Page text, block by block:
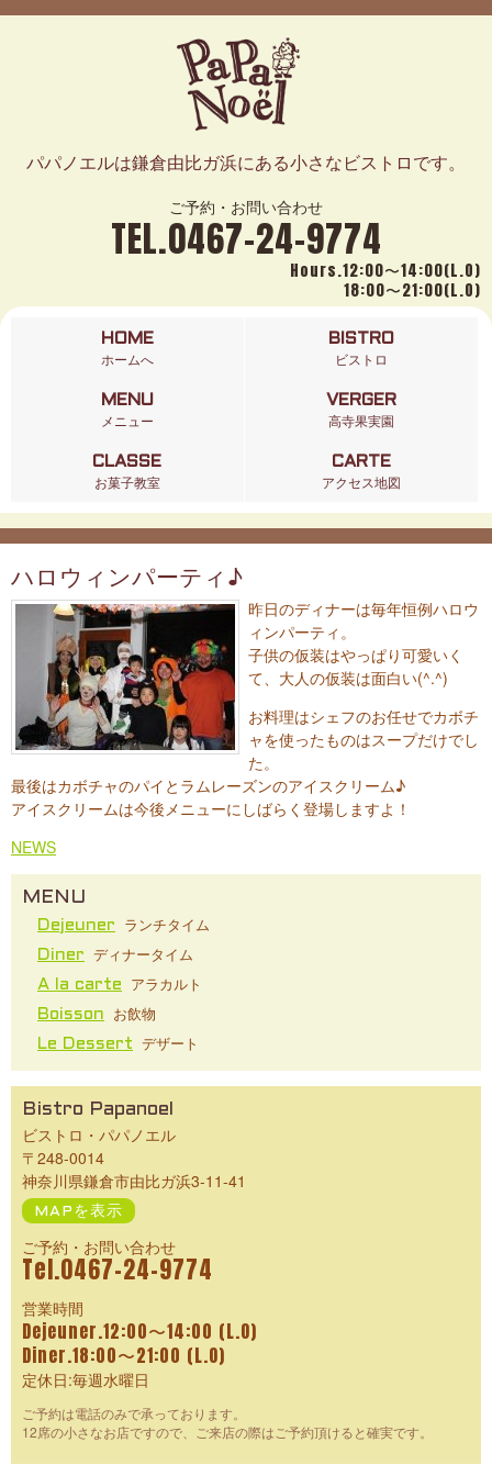
パパノエルは鎌倉由比ガ浜にある小さなビストロです。
ご予約・お問い合わせ
TEL.0467-24-9774
Hours.12:00〜14:00(L.O)
18:00〜21:00(L.O)
HOME
ホームへ
BISTRO
ビストロ
MENU
メニュー
VERGER
高寺果実園
CLASSE
お菓子教室
CARTE
アクセス地図
ハロウィンパーティ♪
昨日のディナーは毎年恒例ハロウ
ィンパーティ。
子供の仮装はやっぱり可愛いく
て、大人の仮装は面白い(^.^)
お料理はシェフのお任せでカボチ
ャを使ったものはスープだけでし
た。
最後はカボチャのパイとラムレーズンのアイスクリーム♪
アイスクリームは今後メニューにしばらく登場しますよ！
NEWS
MENU
Dejeuner ランチタイム
Diner ディナータイム
A la carte アラカルト
Boisson お飲物
Le Dessert デザート
Bistro Papanoel
ビストロ・パパノエル
〒248-0014
神奈川県鎌倉市由比ガ浜3-11-41
MAPを表示
ご予約・お問い合わせ
Tel.0467-24-9774
営業時間
Dejeuner.12:00〜14:00 (L.O)
Diner.18:00〜21:00 (L.O)
定休日:毎週水曜日
ご予約は電話のみで承っております。
12席の小さなお店ですので、ご来店の際はご予約頂けると確実です。